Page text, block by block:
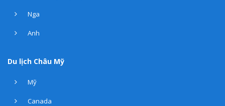
Nga
Anh
Du lịch Châu Mỹ
Mỹ
Canada